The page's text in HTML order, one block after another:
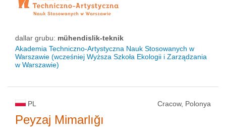
dallar grubu: mühendislik-teknik
Akademia Techniczno-Artystyczna Nauk Stosowanych w
Warszawie (wcześniej Wyższa Szkoła Ekologii i Zarządzania
w Warszawie)
PL Cracow, Polonya
Peyzaj Mimarlığı